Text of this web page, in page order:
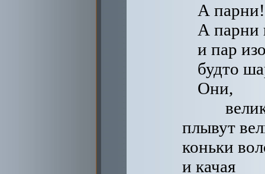
А парни!
А парни
и пар
будто
Они,
плывут
коньки
и качая